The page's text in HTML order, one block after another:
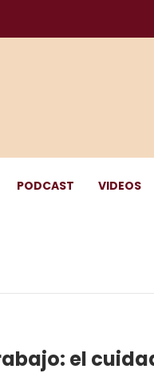
PODCAST VIDEOS
el